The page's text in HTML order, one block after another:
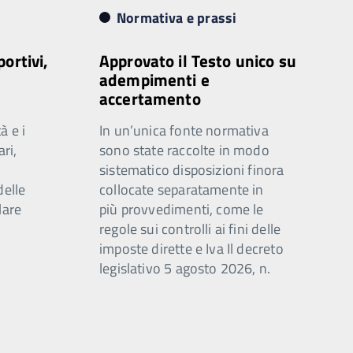
e i
Normativa e prassi
Approvato il Testo unico su
adempimenti e
accertamento
In un’unica fonte normativa
sono state raccolte in modo
sistematico disposizioni finora
collocate separatamente in
più provvedimenti, come le
regole sui controlli ai fini delle
imposte dirette e Iva Il decreto
legislativo 5 agosto 2026, n.